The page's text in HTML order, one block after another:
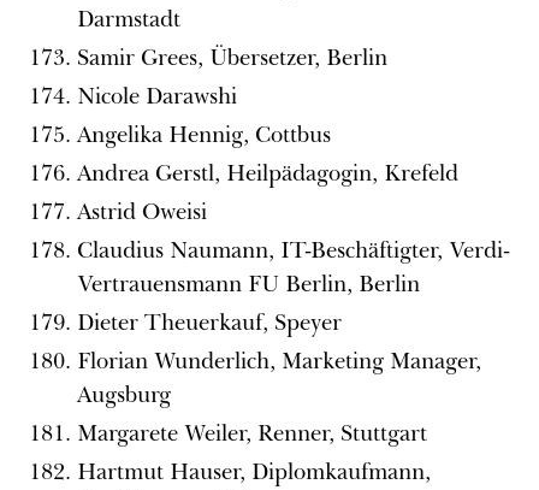
Darmstadt
Samir Grees, Übersetzer, Berlin
Nicole Darawshi
Angelika Hennig, Cottbus
Andrea Gerstl, Heilpädagogin, Krefeld
Astrid Oweisi
Claudius Naumann, IT-Beschäftigter, Verdi-
Vertrauensmann FU Berlin, Berlin
Dieter Theuerkauf, Speyer
Florian Wunderlich, Marketing Manager,
Augsburg
Margarete Weiler, Renner, Stuttgart
Hartmut Hauser, Diplomkaufmann,